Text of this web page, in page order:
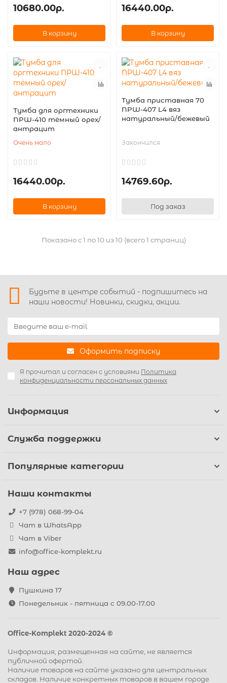
10680.00р.
В корзину
16440.00р.
В корзину
Тумба для оргтехники
NPW-410 тёмный орех/
антрацит
Очень мало
16440.00р.
В корзину
Тумба приставная 70
NPW-407 L4 вяз
натуральный/бежевый
Закончился
14769.60р.
Под заказ
Показано с 1 по 10 из 10 (всего 1 страниц)
Будьте в центре событий - подпишитесь на
наши новости! Новинки, скидки, акции.
Оформить подписку
Я прочитал и согласен с условиями Политика
конфиденциальности персональных данных
Информация
Служба поддержки
Популярные категории
Наши контакты
+7 (978) 068-99-04
Чат в WhatsApp
Чат в Viber
info@office-komplekt.ru
Наш адрес
Пушкина 17
Понедельник - пятница с 09.00-17.00
Office-Komplekt 2020-2024 ©
Информация, размещенная на сайте, не является
публичной офертой.
Наличие товаров на сайте указано для центральных
складов. Наличие конкретных товаров в вашем городе